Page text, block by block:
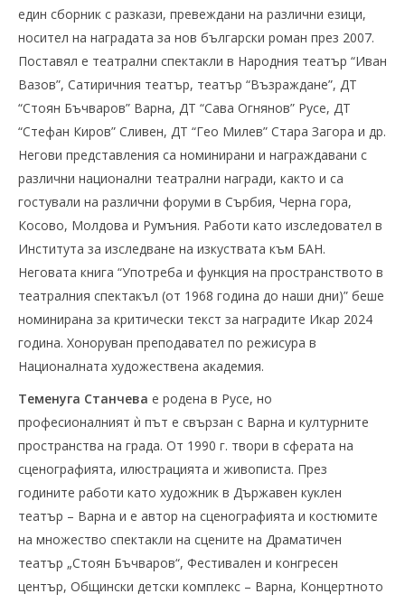
един сборник с разкази, превеждани на различни езици,
носител на наградата за нов български роман през 2007.
Поставял е театрални спектакли в Народния театър “Иван
Вазов”, Сатиричния театър, театър “Възраждане”, ДТ
“Стоян Бъчваров” Варна, ДТ “Сава Огнянов” Русе, ДТ
“Стефан Киров” Сливен, ДТ “Гео Милев” Стара Загора и др.
Негови представления са номинирани и награждавани с
различни национални театрални награди, както и са
гостували на различни форуми в Сърбия, Черна гора,
Косово, Молдова и Румъния. Работи като изследовател в
Института за изследване на изкуствата към БАН.
Неговата книга “Употреба и функция на пространството в
театралния спектакъл (от 1968 година до наши дни)” беше
номинирана за критически текст за наградите Икар 2024
година. Хоноруван преподавател по режисура в
Националната художествена академия.
Теменуга Станчева е родена в Русе, но
професионалният ѝ път е свързан с Варна и културните
пространства на града. От 1990 г. твори в сферата на
сценографията, илюстрацията и живописта. През
годините работи като художник в Държавен куклен
театър – Варна и е автор на сценографията и костюмите
на множество спектакли на сцените на Драматичен
театър „Стоян Бъчваров“, Фестивален и конгресен
център, Общински детски комплекс – Варна, Концертното